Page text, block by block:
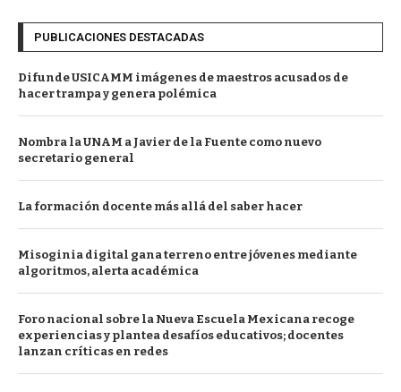
PUBLICACIONES DESTACADAS
Difunde USICAMM imágenes de maestros acusados de
hacer trampa y genera polémica
Nombra la UNAM a Javier de la Fuente como nuevo
secretario general
La formación docente más allá del saber hacer
Misoginia digital gana terreno entre jóvenes mediante
algoritmos, alerta académica
Foro nacional sobre la Nueva Escuela Mexicana recoge
experiencias y plantea desafíos educativos; docentes
lanzan críticas en redes